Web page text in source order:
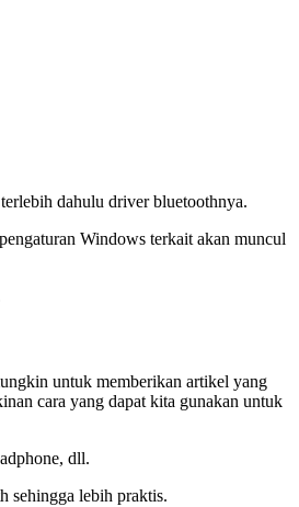
dahulu driver bluetoothnya.
Windows terkait akan muncul
untuk memberikan artikel yang
cara yang dapat kita gunakan untuk
dll.
sehingga lebih praktis.